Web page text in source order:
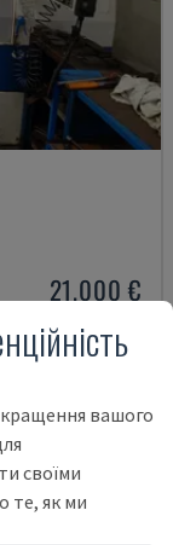
21.000 €
вашого
своїми
те, як ми